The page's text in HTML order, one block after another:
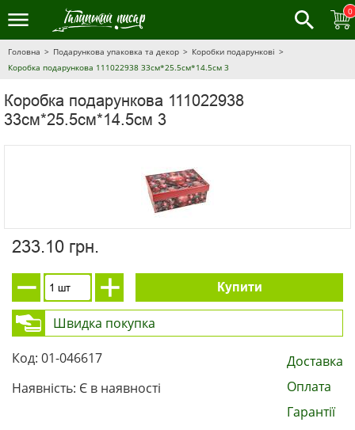
0
Головна Подарункова упаковка та декор
Коробки подарункові
Коробка подарункова 111022938 33см*25.5см*14.5см 3
Коробка подарункова 111022938
33см*25.5см*14.5см 3
233.10 грн.
Купити
Швидка покупка
Код: 01-046617
Наявність: Є в наявності
Доставка
Оплата
Гарантії